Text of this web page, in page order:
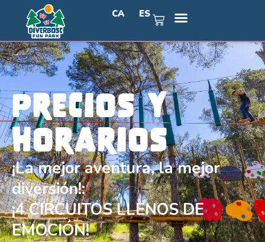
CA ES
Precios y
horarios
¡La mejor aventura, la mejor
diversión!:
¡4 CIRCUITOS LLENOS DE
EMOCIÓN!